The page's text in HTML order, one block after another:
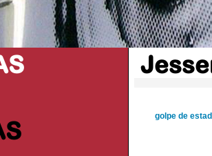
golpe de